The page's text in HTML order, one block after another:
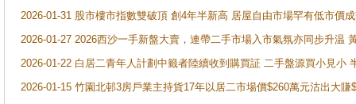
2026-01-31 股市樓市指數雙破頂 創4年半新高 居屋自由市場罕有低市價
2026-01-27 2026西沙一手新盤大賣，連帶二手市場入市氣氛亦同步升温
2026-01-22 白居二青年人計劃中籤者陸續收到購買証 二手盤源買小見小
2026-01-15 竹園北邨3房戶業主持貨17年以居二市場價$260萬元沽出大賺